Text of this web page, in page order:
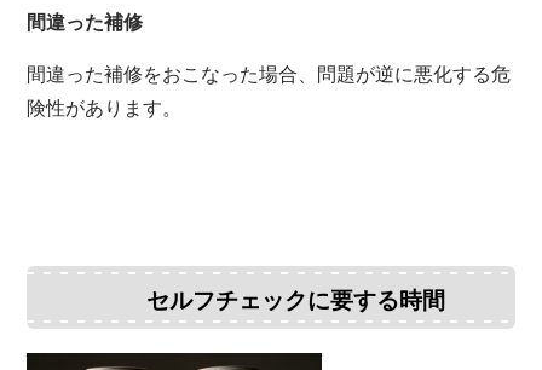
間違った補修
間違った補修をおこなった場合、問題が逆に悪化する危
険性があります。
セルフチェックに要する時間